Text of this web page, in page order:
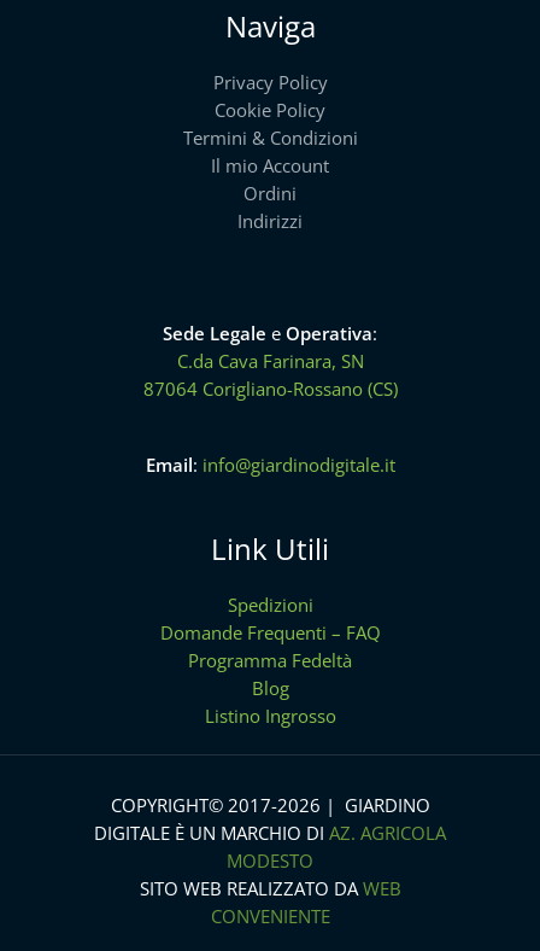
Naviga
Privacy Policy
Cookie Policy
Termini & Condizioni
Il mio Account
Ordini
Indirizzi
Sede Legale e Operativa:
C.da Cava Farinara, SN
87064 Corigliano-Rossano (CS)
Email: info@giardinodigitale.it
Link Utili
Spedizioni
Domande Frequenti – FAQ
Programma Fedeltà
Blog
Listino Ingrosso
COPYRIGHT© 2017-2026 | GIARDINO
DIGITALE È UN MARCHIO DI AZ. AGRICOLA
MODESTO
SITO WEB REALIZZATO DA WEB
CONVENIENTE